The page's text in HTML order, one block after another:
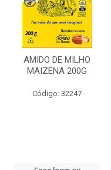
AMIDO DE MILHO
MAIZENA 200G
Código: 32247